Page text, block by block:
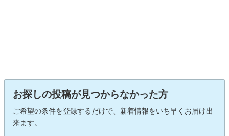
お探しの投稿が見つからなかった方
ご希望の条件を登録するだけで、新着情報をいち早くお届け出
来ます。